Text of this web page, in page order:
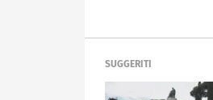
SUGGERITI